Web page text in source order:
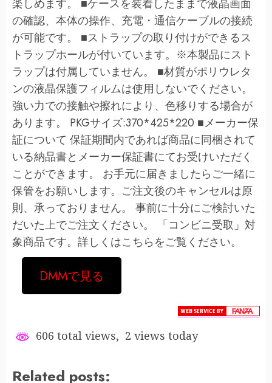
楽しめます。 ■ケースを装着したままで液晶画面
の確認、本体の操作、充電・通信ケーブルの接続
が可能です。 ■ストラップの取り付けができるス
トラップホールが付いています。※本製品にスト
ラップは付属していません。 ■材質がポリウレタ
ンの液晶保護フィルムは使用しないでください。
強い力での接触や擦れにより、色移りする場合が
あります。 PKGサイズ:370*425*220 ■メーカー保
証について 保証期間内であれば商品に同梱されて
いる納品書とメーカー保証書にてお受けいただく
ことができます。 お手元に届きましたらご一緒に
保管をお願いします。ご注文後のキャンセルは原
則、承っておりません。 事前に十分にご検討いた
だいた上でご注文ください。 「コンビニ受取」対
象商品です。詳しくはこちらをご覧ください。
DMMで見る
606 total views, 2 views today
Related posts: